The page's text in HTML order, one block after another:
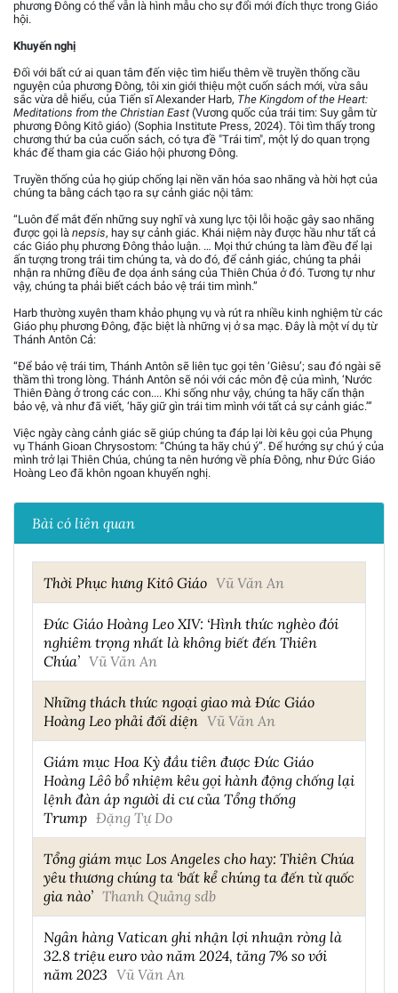
phương Đông có thể vẫn là hình mẫu cho sự đổi mới đích thực trong Giáo
hội.
Khuyến nghị
Đối với bất cứ ai quan tâm đến việc tìm hiểu thêm về truyền thống cầu
nguyện của phương Đông, tôi xin giới thiệu một cuốn sách mới, vừa sâu
sắc vừa dễ hiểu, của Tiến sĩ Alexander Harb, The Kingdom of the Heart:
Meditations from the Christian East (Vương quốc của trái tim: Suy gẫm từ
phương Đông Kitô giáo) (Sophia Institute Press, 2024). Tôi tìm thấy trong
chương thứ ba của cuốn sách, có tựa đề "Trái tim", một lý do quan trọng
khác để tham gia các Giáo hội phương Đông.
Truyền thống của họ giúp chống lại nền văn hóa sao nhãng và hời hợt của
chúng ta bằng cách tạo ra sự cảnh giác nội tâm:
“Luôn để mắt đến những suy nghĩ và xung lực tội lỗi hoặc gây sao nhãng
được gọi là nepsis, hay sự cảnh giác. Khái niệm này được hầu như tất cả
các Giáo phụ phương Đông thảo luận. … Mọi thứ chúng ta làm đều để lại
ấn tượng trong trái tim chúng ta, và do đó, để cảnh giác, chúng ta phải
nhận ra những điều đe dọa ánh sáng của Thiên Chúa ở đó. Tương tự như
vậy, chúng ta phải biết cách bảo vệ trái tim mình.”
Harb thường xuyên tham khảo phụng vụ và rút ra nhiều kinh nghiệm từ các
Giáo phụ phương Đông, đặc biệt là những vị ở sa mạc. Đây là một ví dụ từ
Thánh Antôn Cả:
“Để bảo vệ trái tim, Thánh Antôn sẽ liên tục gọi tên ‘Giêsu’; sau đó ngài sẽ
thầm thì trong lòng. Thánh Antôn sẽ nói với các môn đệ của mình, ‘Nước
Thiên Đàng ở trong các con.... Khi sống như vậy, chúng ta hãy cẩn thận
bảo vệ, và như đã viết, ‘hãy giữ gìn trái tim mình với tất cả sự cảnh giác.’”
Việc ngày càng cảnh giác sẽ giúp chúng ta đáp lại lời kêu gọi của Phụng
vụ Thánh Gioan Chrysostom: “Chúng ta hãy chú ý”. Để hướng sự chú ý của
mình trở lại Thiên Chúa, chúng ta nên hướng về phía Đông, như Đức Giáo
Hoàng Leo đã khôn ngoan khuyến nghị.
Bài có liên quan
Thời Phục hưng Kitô Giáo Vũ Văn An
Đức Giáo Hoàng Leo XIV: ‘Hình thức nghèo đói
nghiêm trọng nhất là không biết đến Thiên
Chúa’ Vũ Văn An
Những thách thức ngoại giao mà Đức Giáo
Hoàng Leo phải đối diện Vũ Văn An
Giám mục Hoa Kỳ đầu tiên được Đức Giáo
Hoàng Lêô bổ nhiệm kêu gọi hành động chống lại
lệnh đàn áp người di cư của Tổng thống
Trump Đặng Tự Do
Tổng giám mục Los Angeles cho hay: Thiên Chúa
yêu thương chúng ta ‘bất kể chúng ta đến từ quốc
gia nào’ Thanh Quảng sdb
Ngân hàng Vatican ghi nhận lợi nhuận ròng là
32.8 triệu euro vào năm 2024, tăng 7% so với
năm 2023 Vũ Văn An